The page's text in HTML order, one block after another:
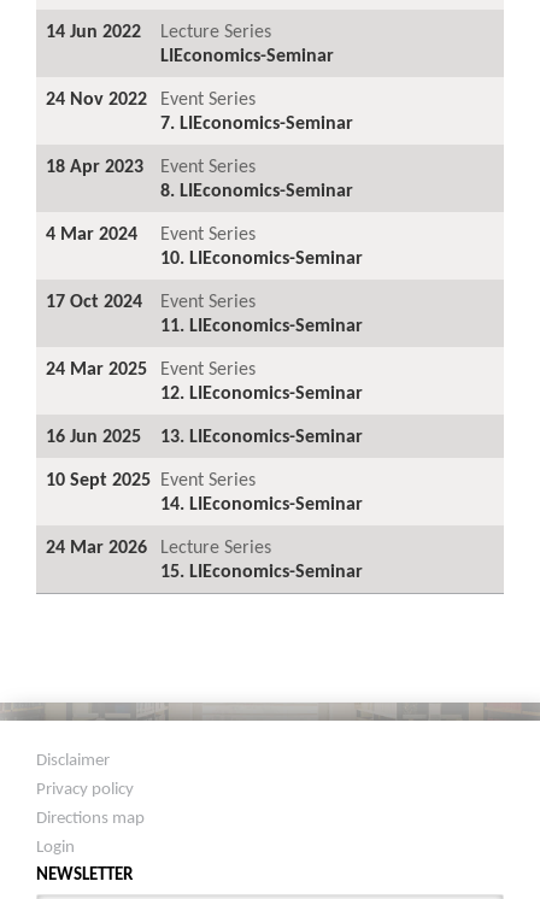
14 Jun 2022
Lecture Series
LIEconomics-Seminar
24 Nov 2022
Event Series
7. LIEconomics-Seminar
18 Apr 2023
Event Series
8. LIEconomics-Seminar
4 Mar 2024
Event Series
10. LIEconomics-Seminar
17 Oct 2024
Event Series
11. LIEconomics-Seminar
24 Mar 2025
Event Series
12. LIEconomics-Seminar
16 Jun 2025
13. LIEconomics-Seminar
10 Sept 2025 Event Series
14. LIEconomics-Seminar
24 Mar 2026
Lecture Series
15. LIEconomics-Seminar
Disclaimer
Privacy policy
Directions map
Login
NEWSLETTER